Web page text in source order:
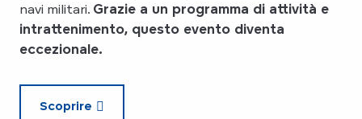
navi militari. Grazie a un programma di attività e
intrattenimento, questo evento diventa
eccezionale.
Scoprire